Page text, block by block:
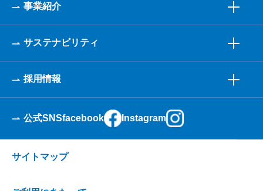
事業紹介
サステナビリティ
採用情報
公式SNSfacebook Instagram
サイトマップ